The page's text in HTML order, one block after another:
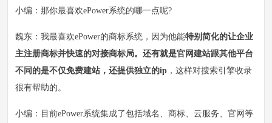
小编：那你最喜欢ePower系统的哪一点呢?
魏东：我最喜欢ePower的商标系统，因为他能特别简化的让企业
主注册商标并快速的对接商标局。还有就是官网建站跟其他平台
不同的是不仅免费建站，还提供独立的ip，这样对搜索引擎收录
很有帮助的。
小编：目前ePower系统集成了包括域名、商标、云服务、官网等